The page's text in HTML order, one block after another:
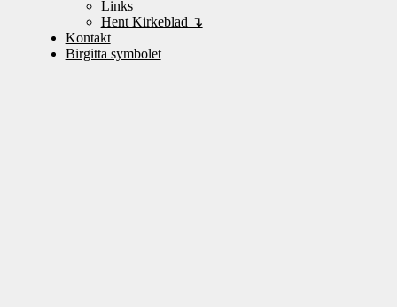
Links
Hent Kirkeblad ↴
Kontakt
Birgitta symbolet